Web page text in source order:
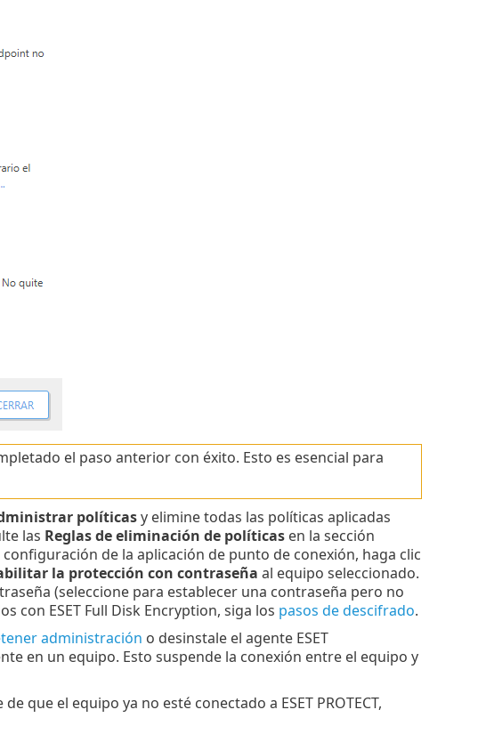
el paso anterior con éxito. Esto es esencial para
políticasy elimine todas las políticas aplicadas
las Reglas de eliminación de políticasen la sección
de la aplicación de punto de conexión, haga clic
la protección con contraseña al equipo seleccionado.
(seleccione para establecer una contraseña pero no
con ESET Full Disk Encryption, siga los pasos de descifrado.
administración o desinstale el agente ESET
en un equipo. Esto suspende la conexión entre el equipo y
que el equipo ya no esté conectado a ESET PROTECT,